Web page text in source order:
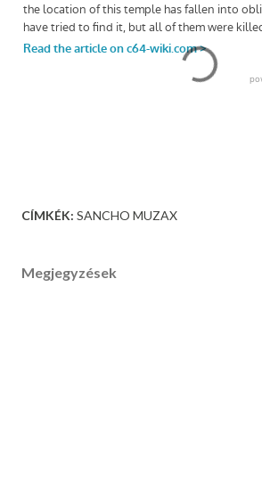
CÍMKÉK: SANCHO MUZAX
Megjegyzések